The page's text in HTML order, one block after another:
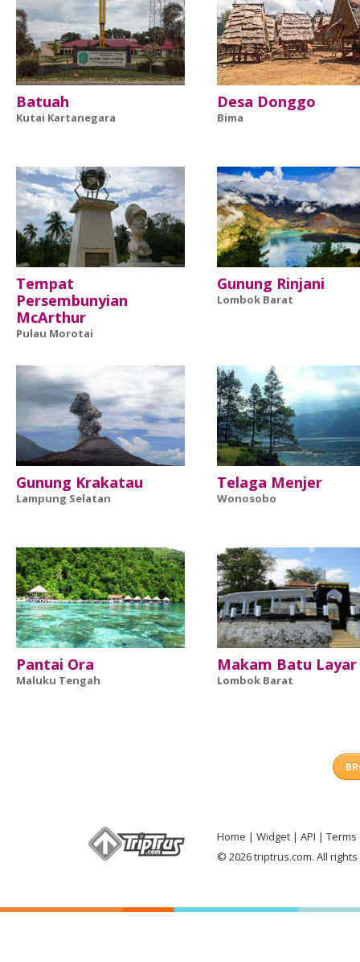
Batuah
Kutai Kartanegara
Desa Donggo
Bima
Tempat
Persembunyian
McArthur
Pulau Morotai
Gunung Rinjani
Lombok Barat
Gunung Krakatau
Lampung Selatan
Telaga Menjer
Wonosobo
Pantai Ora
Maluku Tengah
Makam Batu Layar
Lombok Barat
Home Widget API
Terms
© 2026 triptrus.com. All